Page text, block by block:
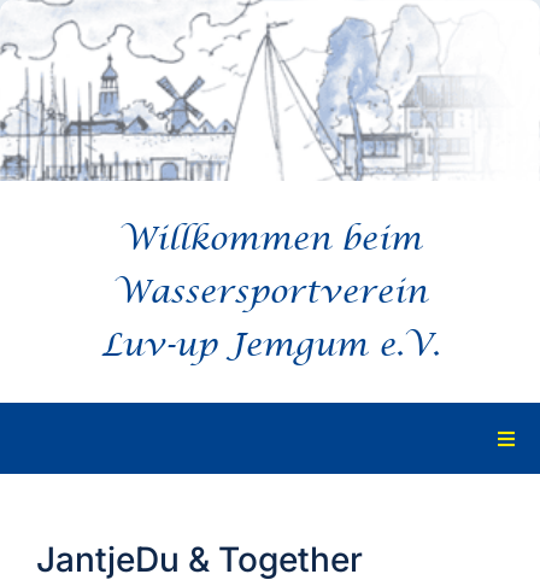
Inhalt
springen
Willkommen beim
Wassersportverein
Luv-up Jemgum e.V.
JantjeDu & Together